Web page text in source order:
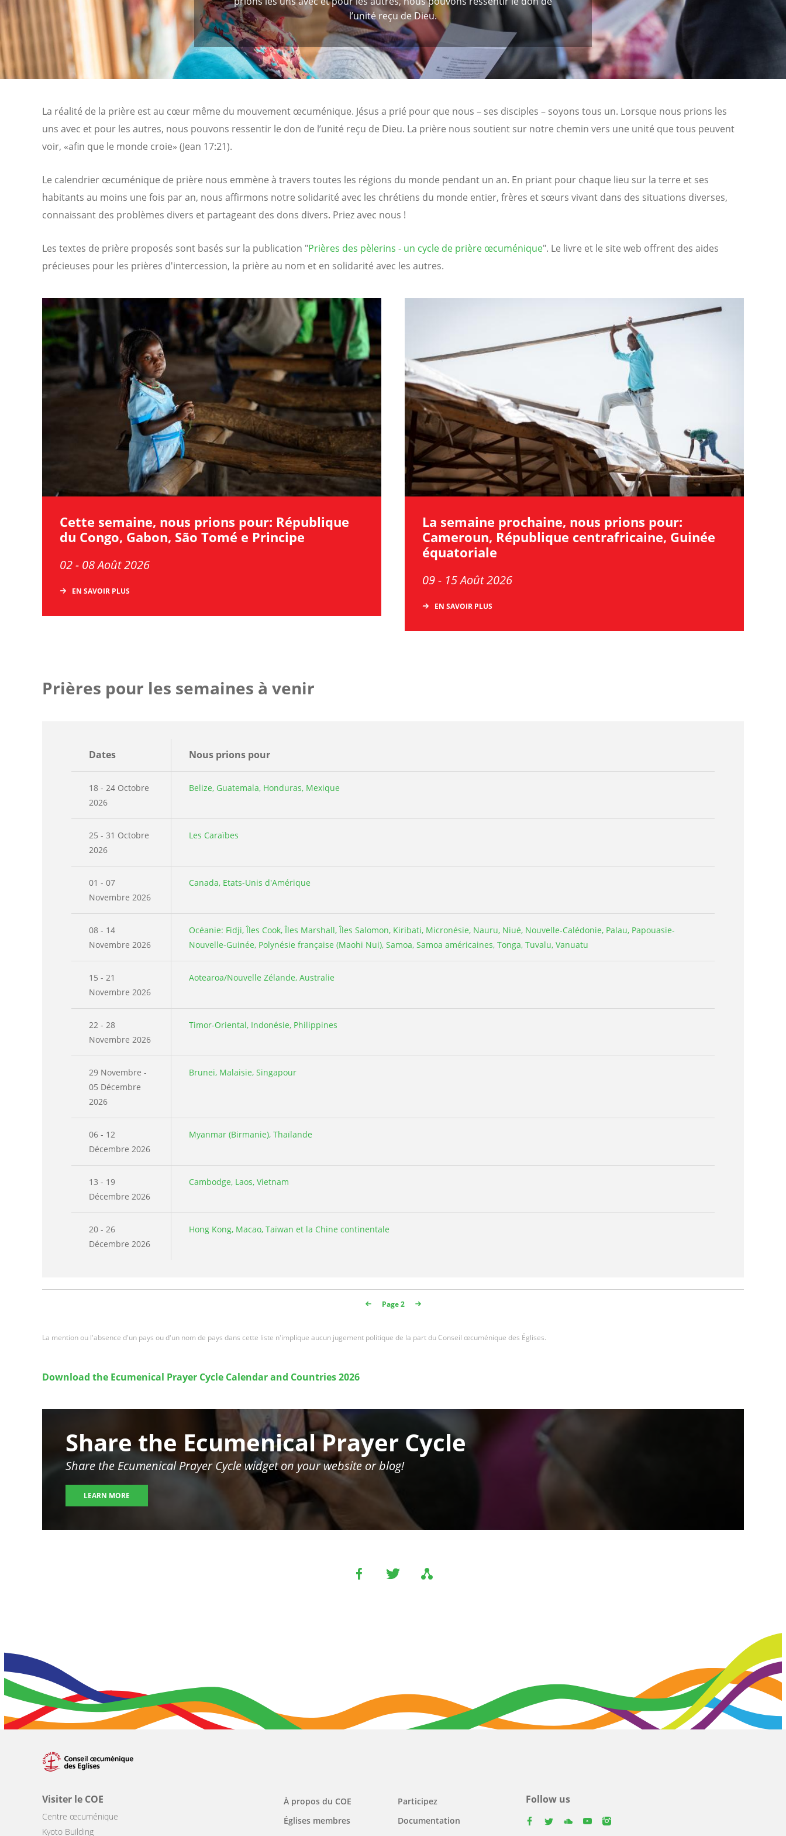
l’unité reçu de Dieu.
La réalité de la prière est au cœur même du mouvement œcuménique. Jésus a prié pour que nous – ses disciples – soyons tous un. Lorsque nous prions les
uns avec et pour les autres, nous pouvons ressentir le don de l’unité reçu de Dieu. La prière nous soutient sur notre chemin vers une unité que tous peuvent
voir, «afin que le monde croie» (Jean 17:21).
Le calendrier œcuménique de prière nous emmène à travers toutes les régions du monde pendant un an. En priant pour chaque lieu sur la terre et ses
habitants au moins une fois par an, nous affirmons notre solidarité avec les chrétiens du monde entier, frères et sœurs vivant dans des situations diverses,
connaissant des problèmes divers et partageant des dons divers. Priez avec nous !
Les textes de prière proposés sont basés sur la publication "Prières des pèlerins - un cycle de prière œcuménique". Le livre et le site web offrent des aides
précieuses pour les prières d'intercession, la prière au nom et en solidarité avec les autres.
Cette semaine, nous prions pour: République
du Congo, Gabon, São Tomé e Principe
02 - 08 Août 2026
EN SAVOIR PLUS
La semaine prochaine, nous prions pour:
Cameroun, République centrafricaine, Guinée
équatoriale
09 - 15 Août 2026
EN SAVOIR PLUS
Prières pour les semaines à venir
Dates Nous prions pour
18 - 24 Octobre
2026
Belize, Guatemala, Honduras, Mexique
25 - 31 Octobre
2026
Les Caraïbes
01 - 07
Novembre 2026
Canada, Etats-Unis d'Amérique
08 - 14
Novembre 2026
Océanie: Fidji, Îles Cook, Îles Marshall, Îles Salomon, Kiribati, Micronésie, Nauru, Niué, Nouvelle-Calédonie, Palau, Papouasie-
Nouvelle-Guinée, Polynésie française (Maohi Nui), Samoa, Samoa américaines, Tonga, Tuvalu, Vanuatu
15 - 21
Novembre 2026
Aotearoa/Nouvelle Zélande, Australie
22 - 28
Novembre 2026
Timor-Oriental, Indonésie, Philippines
29 Novembre -
05 Décembre
2026
Brunei, Malaisie, Singapour
06 - 12
Décembre 2026
Myanmar (Birmanie), Thaïlande
13 - 19
Décembre 2026
Cambodge, Laos, Vietnam
20 - 26
Décembre 2026
Hong Kong, Macao, Taïwan et la Chine continentale
Page 2
La mention ou l'absence d'un pays ou d'un nom de pays dans cette liste n'implique aucun jugement politique de la part du Conseil œcuménique des Églises.
Download the Ecumenical Prayer Cycle Calendar and Countries 2026
Share the Ecumenical Prayer Cycle
Share the Ecumenical Prayer Cycle widget on your website or blog!
LEARN MORE
Visiter le COE
Centre œcuménique
Kyoto Building
Main
navigation
À propos du COE
Églises membres
Participez
Documentation
Follow us